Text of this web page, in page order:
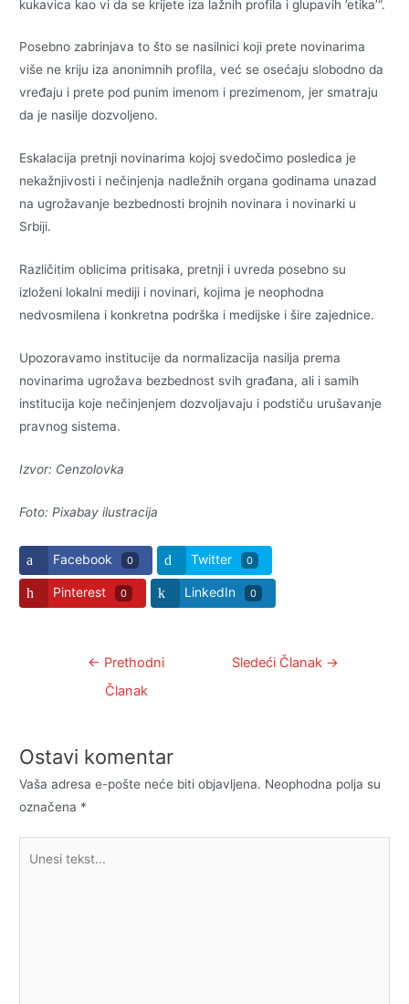
kukavica kao vi da se krijete iza lažnih profila i glupavih ’etika’“.
Posebno zabrinjava to što se nasilnici koji prete novinarima
više ne kriju iza anonimnih profila, već se osećaju slobodno da
vređaju i prete pod punim imenom i prezimenom, jer smatraju
da je nasilje dozvoljeno.
Eskalacija pretnji novinarima kojoj svedočimo posledica je
nekažnjivosti i nečinjenja nadležnih organa godinama unazad
na ugrožavanje bezbednosti brojnih novinara i novinarki u
Srbiji.
Različitim oblicima pritisaka, pretnji i uvreda posebno su
izloženi lokalni mediji i novinari, kojima je neophodna
nedvosmilena i konkretna podrška i medijske i šire zajednice.
Upozoravamo institucije da normalizacija nasilja prema
novinarima ugrožava bezbednost svih građana, ali i samih
institucija koje nečinjenjem dozvoljavaju i podstiču urušavanje
pravnog sistema.
Izvor: Cenzolovka
Foto: Pixabay ilustracija
Facebook 0 Twitter 0
Pinterest 0 LinkedIn 0
Kretanje← Prethodni
Članak
Sledeći Članak →
Ostavi komentar
Vaša adresa e-pošte neće biti objavljena. Neophodna polja su
označena *